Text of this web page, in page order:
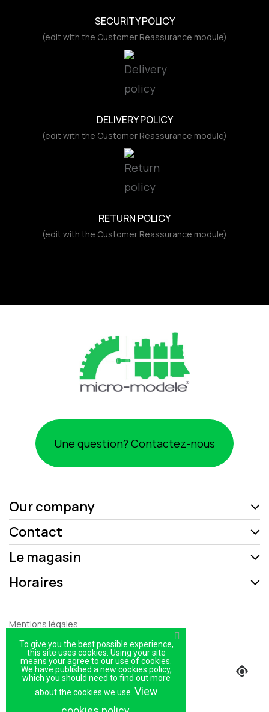
SECURITY POLICY
(edit with the Customer Reassurance module)
DELIVERY POLICY
(edit with the Customer Reassurance module)
RETURN POLICY
(edit with the Customer Reassurance module)
Une question? Contactez-nous
Our company
Contact
Le magasin
Horaires
Mentions légales
Politique de confidentialité
Plan du site
Magasin
To give you the best possible experience,
this site uses cookies. Using your site
means your agree to our use of cookies.
We have published a new cookies policy,
which you should need to find out more
about the cookies we use. View